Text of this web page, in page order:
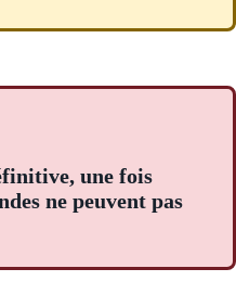
une fois
ne peuvent pas